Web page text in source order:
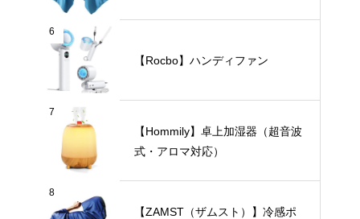
6
【Rocbo】ハンディファン
7
【Hommily】卓上加湿器（超音波
式・アロマ対応）
8
【ZAMST（ザムスト）】冷感ポ